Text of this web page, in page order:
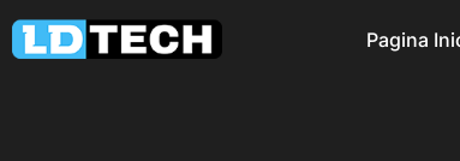
Pagina